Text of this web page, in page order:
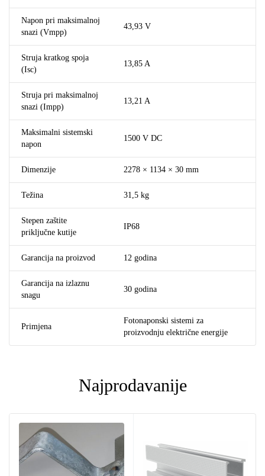
Napon pri maksimalnoj
snazi (Vmpp)
43,93 V
Struja kratkog spoja
(Isc)
13,85 A
Struja pri maksimalnoj
snazi (Impp)
13,21 A
Maksimalni sistemski
napon
1500 V DC
Dimenzije 2278 × 1134 × 30 mm
Težina 31,5 kg
Stepen zaštite
priključne kutije
IP68
Garancija na proizvod 12 godina
Garancija na izlaznu
snagu
30 godina
Primjena
Fotonaponski sistemi za
proizvodnju električne energije
Najprodavanije